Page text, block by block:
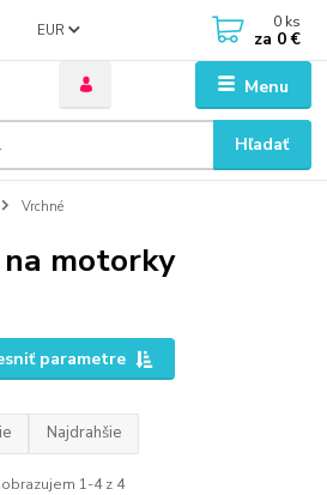
Menu
EUR
Hľadať
0 ks
za 0 €
Vrchné
motorky
parametre
Najdrahšie
1-4 z 4